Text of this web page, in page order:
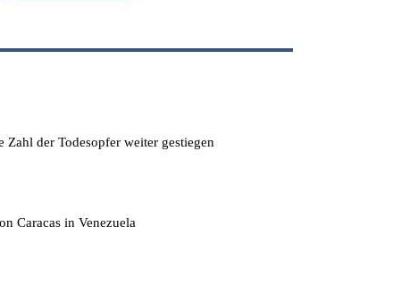
Zahl der Todesopfer weiter gestiegen
Caracas in Venezuela